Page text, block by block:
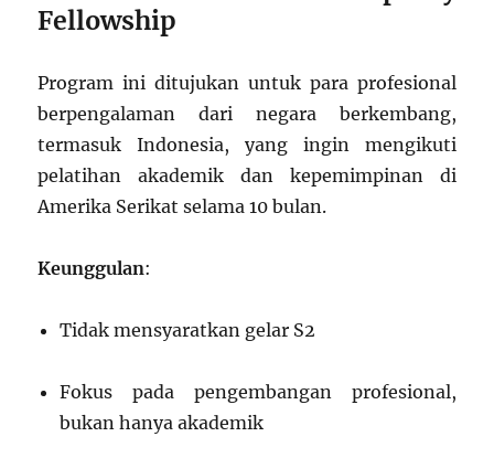
Fellowship
Program ini ditujukan untuk para profesional
berpengalaman dari negara berkembang,
termasuk Indonesia, yang ingin mengikuti
pelatihan akademik dan kepemimpinan di
Amerika Serikat selama 10 bulan.
Keunggulan:
Tidak mensyaratkan gelar S2
Fokus pada pengembangan profesional,
bukan hanya akademik